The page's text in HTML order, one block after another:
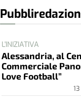
L'INIZIATIVA
Alessandria, al
Commerciale
Love Football”